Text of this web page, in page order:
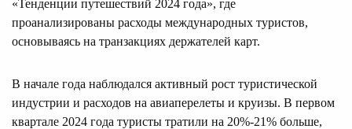
«Тенденции путешествий 2024 года», где
проанализированы расходы международных туристов,
основываясь на транзакциях держателей карт.
В начале года наблюдался активный рост туристической
индустрии и расходов на авиаперелеты и круизы. В первом
квартале 2024 года туристы тратили на 20%-21% больше,